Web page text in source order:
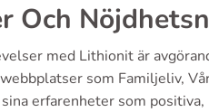
Och
med Lithionit är
som Familjeliv,
erfarenheter som